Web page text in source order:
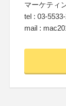
マーケティ
tel : 03-
mail :